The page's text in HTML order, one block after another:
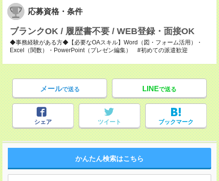
応募資格・条件
ブランクOK / 履歴書不要 / WEB登録・面接OK
◆事務経験がある方◆【必要なOAスキル】Word（図・フォーム活用）・
Excel（関数）・PowerPoint（プレゼン編集） #初めての派遣歓迎
メールで送る LINEで送る
シェア ツイート ブックマーク
かんたん検索はこちら